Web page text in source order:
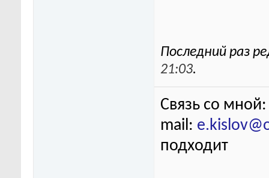
Последний раз
21:03.
Связь со
mail:
подходит